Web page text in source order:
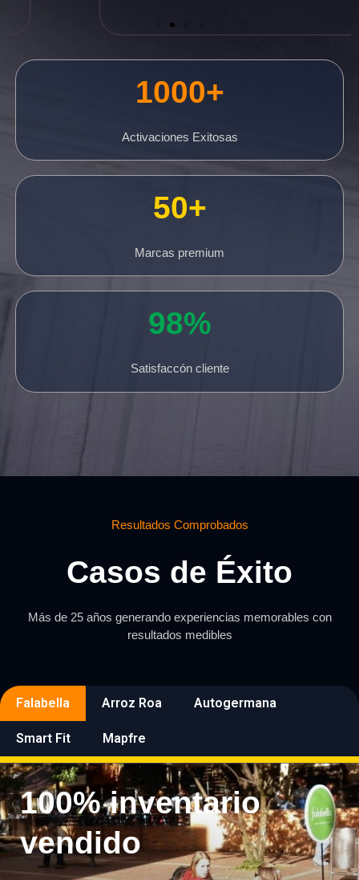
1000+
Activaciones Exitosas
50+
Marcas premium
98%
Satisfaccón cliente
Resultados Comprobados
Casos de Éxito
Más de 25 años generando experiencias memorables con
resultados medibles
Falabella Arroz Roa Autogermana
Smart Fit Mapfre
100% inventario
vendido